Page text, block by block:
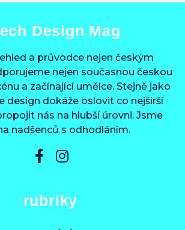
Design Mag
a průvodce nejen českým
nejen současnou českou
a začínající umělce. Stejně jako
design dokáže oslovit co nejširší
nás na hlubší úrovni. Jsme
nadšenců s odhodláním.
rubriky